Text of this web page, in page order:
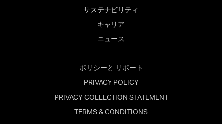
サステナビリティ
キャリア
ニュース
ポリシーと リポート
PRIVACY POLICY
PRIVACY COLLECTION STATEMENT
TERMS & CONDITIONS